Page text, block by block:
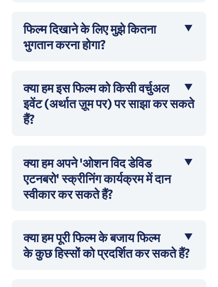
फिल्म दिखाने के लिए मुझे कितना
भुगतान करना होगा?
क्या हम इस फिल्म को किसी वर्चुअल
इवेंट (अर्थात ज़ूम पर) पर साझा कर सकते
हैं?
क्या हम अपने 'ओशन विद डेविड
एटनबरो' स्क्रीनिंग कार्यक्रम में दान
स्वीकार कर सकते हैं?
क्या हम पूरी फिल्म के बजाय फिल्म
के कुछ हिस्सों को प्रदर्शित कर सकते हैं?